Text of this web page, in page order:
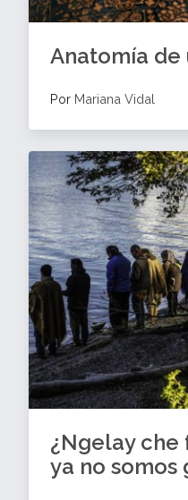
Anatomía
Por Mariana Vidal
¿Ngelay che
ya no somos